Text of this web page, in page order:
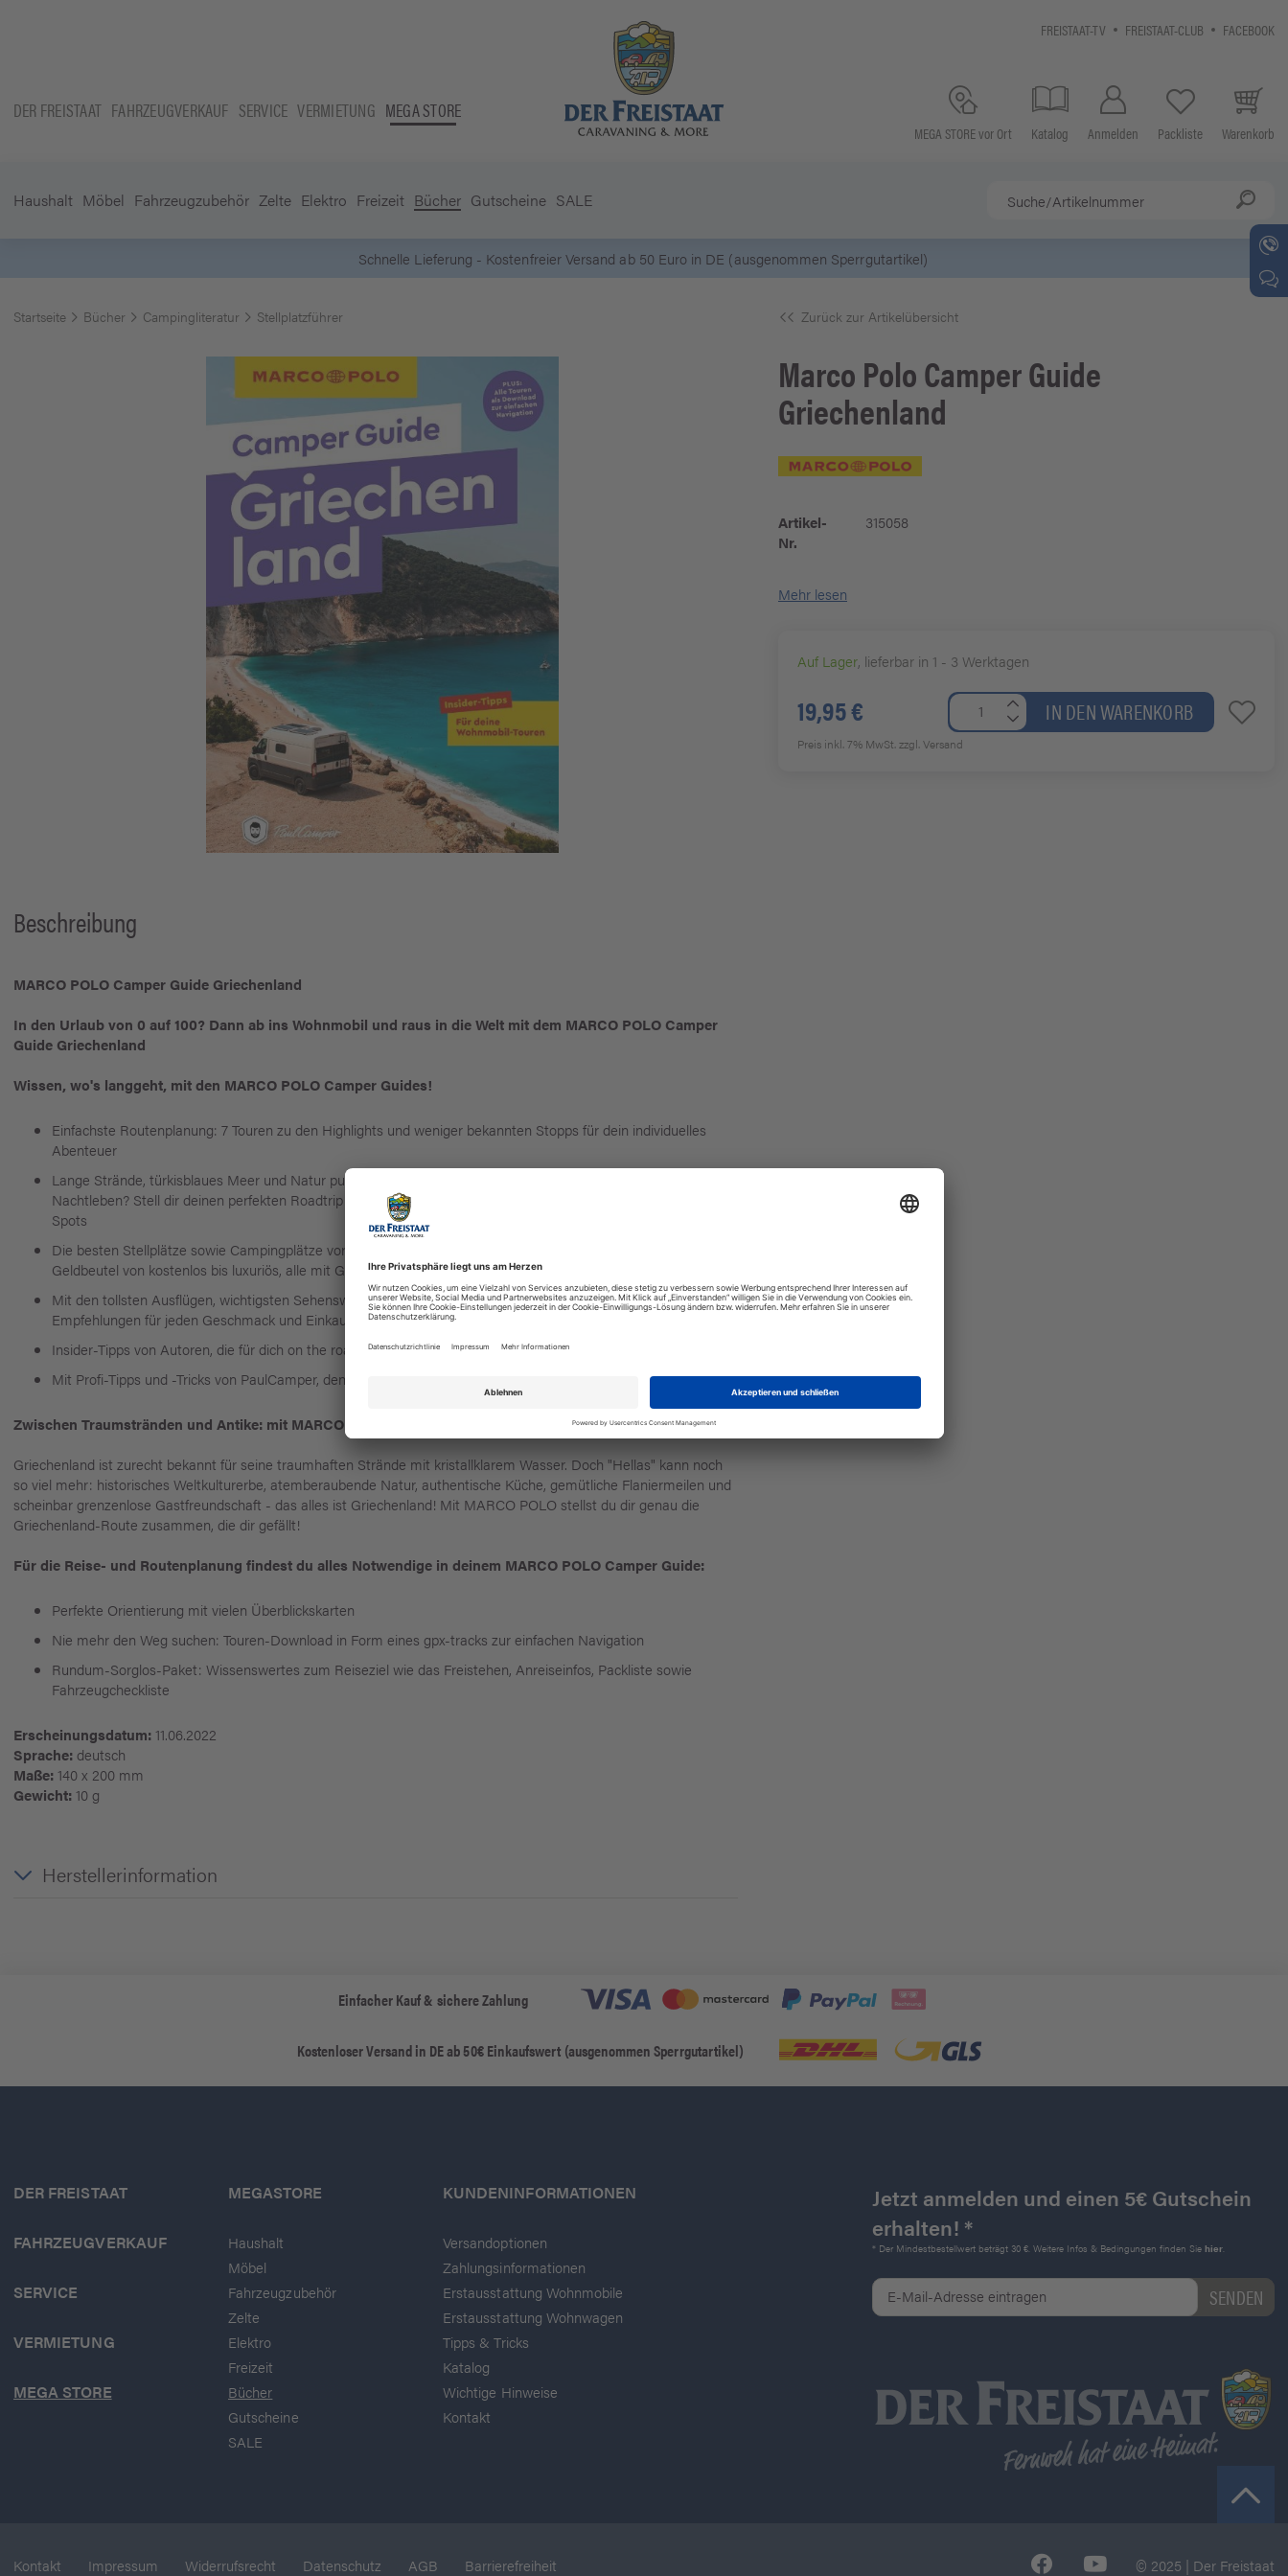
FREISTAAT-TV FREISTAAT-CLUB FACEBOOK
DER FREISTAAT FAHRZEUGVERKAUF SERVICE VERMIETUNG MEGA STORE
MEGA STORE vor Ort Katalog Anmelden Packliste Warenkorb
Haushalt Möbel Fahrzeugzubehör Zelte Elektro Freizeit Bücher Gutscheine SALE
5 Euro Gutschein* beiNewsletter-Anmeldung
Startseite Bücher Campingliteratur Stellplatzführer Zurück zur Artikelübersicht
Marco PoloCamper Guide
Griechenland
Artikel-
Nr.
315058
Mehr lesen
Auf Lager, lieferbar in 1 - 3 Werktagen
19,95 € IN DEN WARENKORB
Preis inkl. 7% MwSt.zzgl. Versand
Beschreibung
MARCO POLO Camper Guide Griechenland
In den Urlaub von 0 auf 100? Dann ab ins Wohnmobil und raus in die Welt mit dem MARCO POLO Camper
Guide Griechenland
Wissen, wo's langgeht, mit den MARCO POLO Camper Guides!
Einfachste Routenplanung: 7 Touren zu den Highlights und weniger bekannten Stopps für dein individuelles
Abenteuer
Lange Strände, türkisblaues Meer und Natur pur? Oder doch lieber historische Stätten und pulsierendes
Nachtleben? Stell dir deinen perfekten Roadtrip zusammen, ganz einfach mit den kombinierbaren Touren und
Spots
Die besten Stellplätze sowie Campingplätze vor Ort - mit Kind, mit Hund, in bester Lage und für jeden
Geldbeutel von kostenlos bis luxuriös, alle mit GPS-Koordinaten
Mit den tollsten Ausflügen, wichtigsten Sehenswürdigkeiten, Regentipps bei schlechtem Wetter, Restaurant-
Empfehlungen für jeden Geschmack und Einkaufsadressen für die Womoküche und Souvenirs
Insider-Tipps von Autoren, die für dich on the road waren: Entdecken, was wirklich besonders ist
Mit Profi-Tipps und -Tricks von PaulCamper, den Experten für privates Campersharing
Zwischen Traumstränden und Antike: mit MARCO POLO unterwegs in Griechenland
Griechenland ist zurecht bekannt für seine traumhaften Strände mit kristallklarem Wasser. Doch "Hellas" kann noch
so viel mehr: historisches Weltkulturerbe, atemberaubende Natur, authentische Küche, gemütliche Flaniermeilen und
scheinbar grenzenlose Gastfreundschaft - das alles ist Griechenland! Mit MARCO POLO stellst du dir genau die
Griechenland-Route zusammen, die dir gefällt!
Für die Reise- und Routenplanung findest du alles Notwendige in deinem MARCO POLO Camper Guide:
Perfekte Orientierung mit vielen Überblickskarten
Nie mehr den Weg suchen: Touren-Download in Form eines gpx-tracks zur einfachen Navigation
Rundum-Sorglos-Paket: Wissenswertes zum Reiseziel wie das Freistehen, Anreiseinfos, Packliste sowie
Fahrzeugcheckliste
Erscheinungsdatum: 11.06.2022
Sprache: deutsch
Maße: 140 x 200 mm
Gewicht: 10 g
Herstellerinformation
Einfacher Kauf & sichere Zahlung
Kostenloser Versand in DE ab 50€ Einkaufswert (ausgenommen Sperrgutartikel)
DER FREISTAAT
FAHRZEUGVERKAUF
SERVICE
VERMIETUNG
MEGA STORE
MEGASTORE
Haushalt
Möbel
Fahrzeugzubehör
Zelte
Elektro
Freizeit
Bücher
Gutscheine
SALE
KUNDENINFORMATIONEN
Versandoptionen
Zahlungsinformationen
Erstausstattung Wohnmobile
Erstausstattung Wohnwagen
Tipps & Tricks
Katalog
Wichtige Hinweise
Kontakt
Jetzt anmelden und einen 5€ Gutschein
erhalten! *
* Der Mindestbestellwert beträgt 30 €. Weitere Infos & Bedingungen finden Sie hier.
Kontakt Impressum Widerrufsrecht Datenschutz AGB Barrierefreiheit © 2025 | Der Freistaat